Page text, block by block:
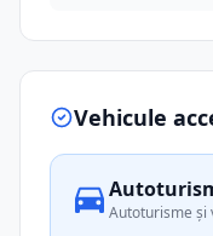
Vehicule
Autoturisme și